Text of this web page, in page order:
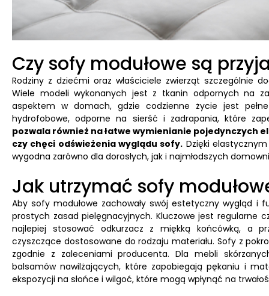
Czy sofy modułowe są
Rodziny z dziećmi oraz właściciele zwierząt szczególnie
Wiele modeli wykonanych jest z tkanin odpornych na
aspektem w domach, gdzie codzienne życie jest
hydrofobowe, odporne na sierść i zadrapania, które
pozwala również na łatwe wymienianie pojedynczych
czy chęci odświeżenia wyglądu sofy. Dzięki
wygodna zarówno dla dorosłych, jak i najmłodszych
Jak utrzymać sofy
Aby sofy modułowe zachowały swój estetyczny wygląd i
prostych zasad pielęgnacyjnych. Kluczowe jest regularne
najlepiej stosować odkurzacz z miękką końcówką, a
czyszczące dostosowane do rodzaju materiału. Sofy z
zgodnie z zaleceniami producenta. Dla mebli
balsamów nawilżających, które zapobiegają pękaniu i
ekspozycji na słońce i wilgoć, które mogą wpłynąć na